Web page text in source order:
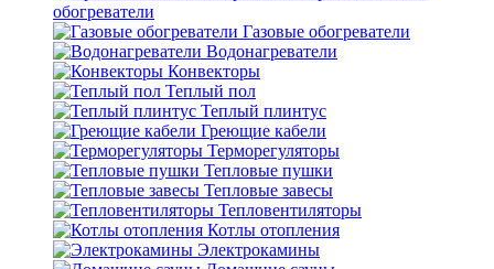
обогреватели
Газовые обогреватели
Водонагреватели
Конвекторы
Теплый пол
Теплый плинтус
Греющие кабели
Терморегуляторы
Тепловые пушки
Тепловые завесы
Тепловентиляторы
Котлы отопления
Электрокамины